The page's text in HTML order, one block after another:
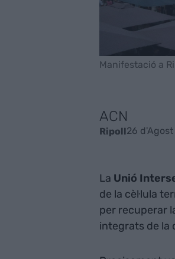
Manifestació a
ACN
Ripoll26
La Unió
de la cèl·lula
per recuperar
integrats de la